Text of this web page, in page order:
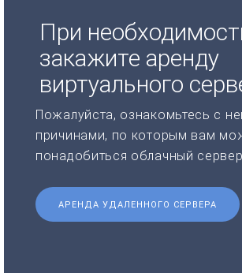
При
закажите аренду
виртуального
Пожалуйста, ознакомьтесь с
причинами, по которым вам
понадобиться облачный
АРЕНДА УДАЛЕННОГО СЕРВЕРА